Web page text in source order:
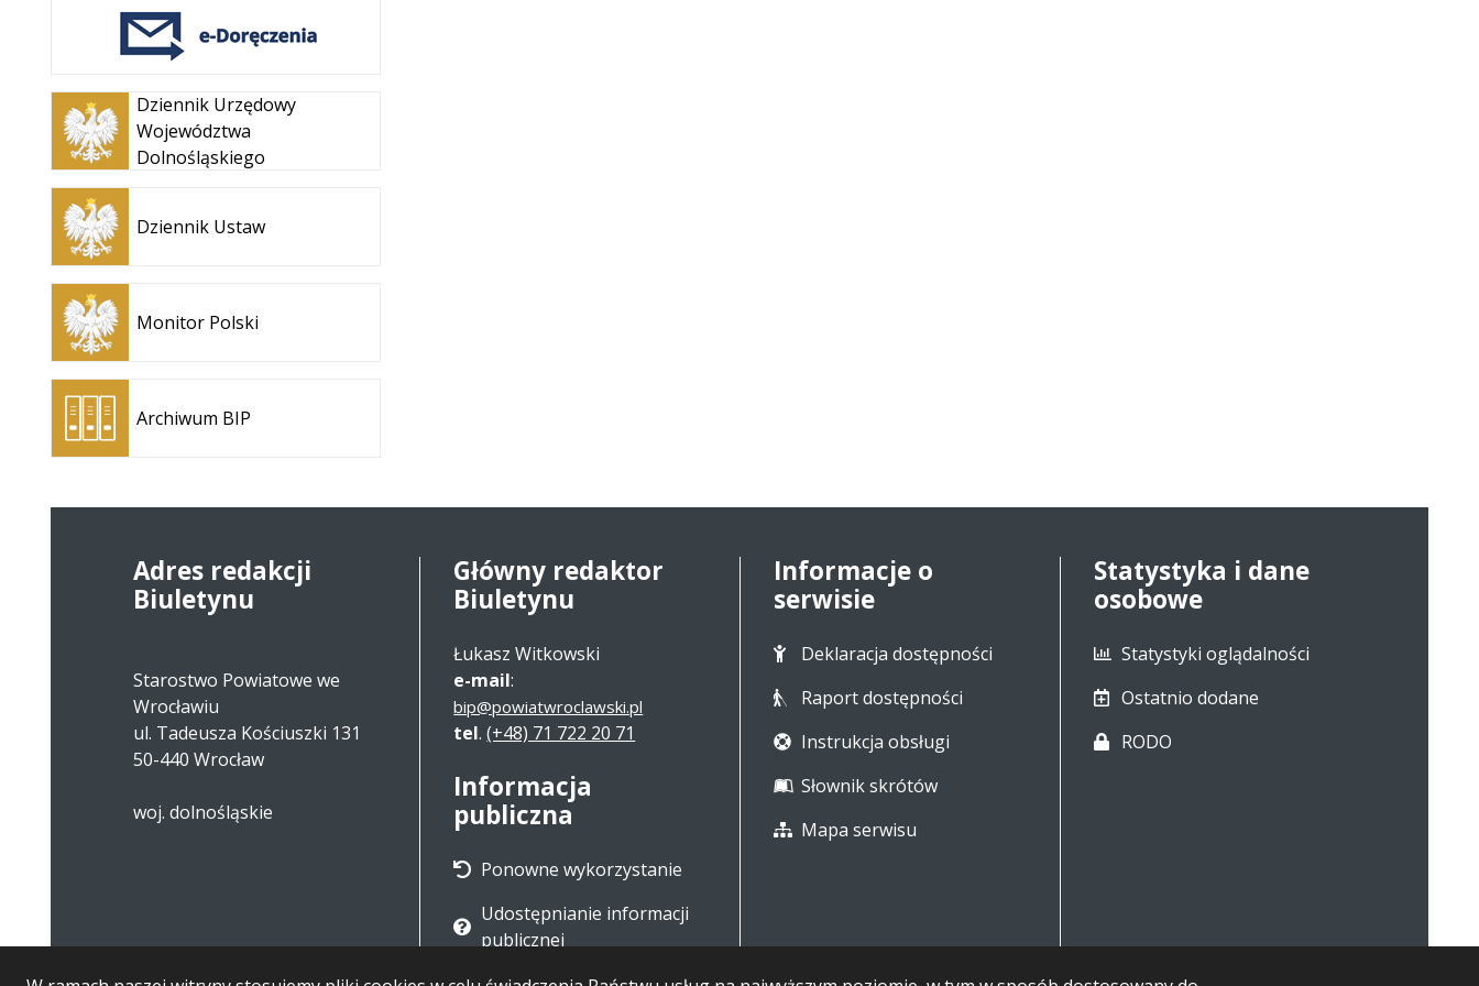
Dziennik Urzędowy
Województwa
Dolnośląskiego
Otwiera
się w
nowej
karcie
Dziennik Ustaw
Otwiera
się w
nowej
karcie
Monitor Polski
Otwiera
się w
nowej
karcie
Archiwum BIP
Otwiera
się w
nowej
karcie
Adres redakcji
Biuletynu
Starostwo Powiatowe we
Wrocławiu
ul. Tadeusza Kościuszki 131
50-440 Wrocław
woj. dolnośląskie
Główny redaktor
Biuletynu
Łukasz Witkowski
e-mail:
bip@powiatwroclawski.pl
tel.(+48) 71 722 20 71
Informacja
publiczna
Ponowne wykorzystanie
Udostępnianie informacji
publicznej
Informacje o
serwisie
Deklaracja dostępności
Raport dostępności
Instrukcja obsługi
Słownik skrótów
Mapa serwisu
Statystyka i dane
osobowe
Statystyki oglądalności
Ostatnio dodane
RODO